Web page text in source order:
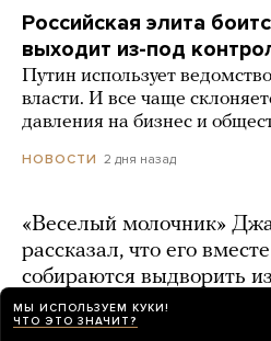
Российская элита
выходит из-под
Путин использует
власти. И все чаще
давления на бизнес и
НОВОСТИ 2 дня назад
«Веселый молочник»
рассказал, что его
собираются выдворить
2 дня назад
МЫ ИСПОЛЬЗУЕМ КУКИ!
ЧТО ЭТО ЗНАЧИТ?